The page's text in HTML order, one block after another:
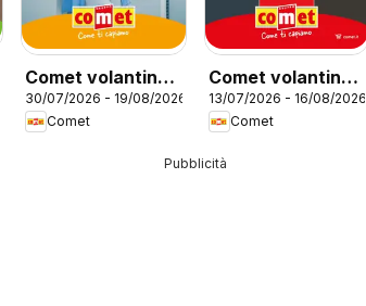
Comet volantino
Telefonia
30/07/2026 - 19/08/2026
Comet
Comet volantino
Moulinex,
Rowenta e Krups
13/07/2026 - 16/08/2026
Comet
Pubblicità